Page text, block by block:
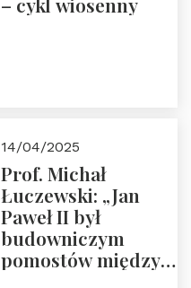
14/04/2025
Prof. Michał
Łuczewski: „Jan
Paweł II był
budowniczym
pomostów między